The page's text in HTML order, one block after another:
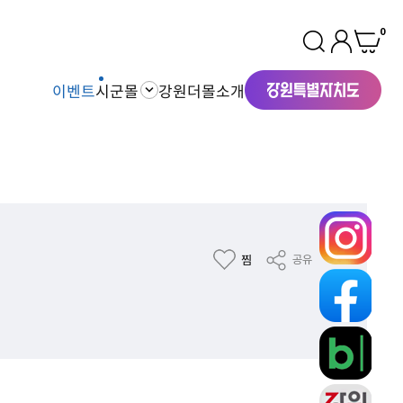
0
이벤트시군몰 강원더몰소개
찜 공유